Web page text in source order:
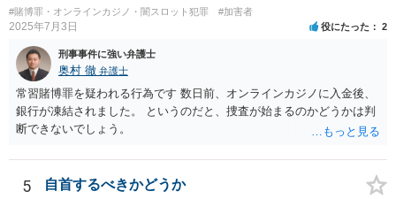
しているユーチューバーなどを除けば）摘発はされないと思われま
す。また、福袋のように購入価格と同程度以上の品物が必ず入ってい
ると信じていたのであれば、賭博の故意はなく犯罪にはあたらないで
しょう。 この点、例えば木曽崇さんが賭博にあたる可能性を指摘して
いますが、その内容は正当だと思います。
#賭博罪・オンラインカジノ・闇スロット犯罪 #加害者
2025年7月3日 役にたった 2
刑事事件に強い弁護士
奥村 徹 弁護士
常習賭博罪を疑われる行為です 数日前、オンラインカジノに入金後、
銀行が凍結されました。 というのだと、捜査が始まるのかどうかは判
断できないでしょう。
5 自首するべきかどうか